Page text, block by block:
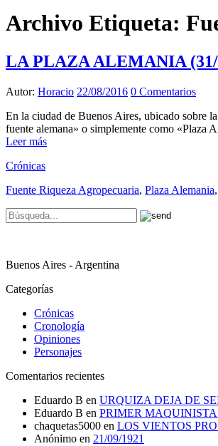
Archivo Etiqueta:
LA PLAZA ALEMANIA (31/
Autor: Horacio 22/08/2016 0 Comentarios
En la ciudad de Buenos Aires, ubicado sobre
fuente alemana» o simplemente como «Plaza
Leer más
Crónicas
Fuente Riqueza Agropecuaria, Plaza Alemania,
Buenos Aires - Argentina
Categorías
Crónicas
Cronología
Opiniones
Personajes
Comentarios recientes
Eduardo B en URQUIZA DEJA DE
Eduardo B en PRIMER
chaquetas5000 en LOS VIENTOS
Anónimo en 21/09/1921